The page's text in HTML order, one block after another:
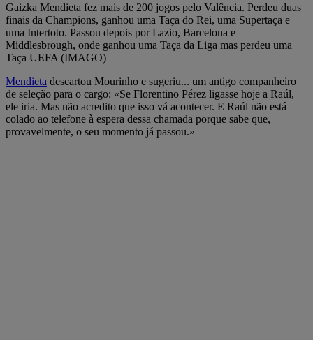
Gaizka Mendieta fez mais de 200 jogos pelo Valência. Perdeu duas
finais da Champions, ganhou uma Taça do Rei, uma Supertaça e
uma Intertoto. Passou depois por Lazio, Barcelona e
Middlesbrough, onde ganhou uma Taça da Liga mas perdeu uma
Taça UEFA (IMAGO)
Mendieta descartou Mourinho e sugeriu... um antigo companheiro
de seleção para o cargo: «Se Florentino Pérez ligasse hoje a Raúl,
ele iria. Mas não acredito que isso vá acontecer. E Raúl não está
colado ao telefone à espera dessa chamada porque sabe que,
provavelmente, o seu momento já passou.»